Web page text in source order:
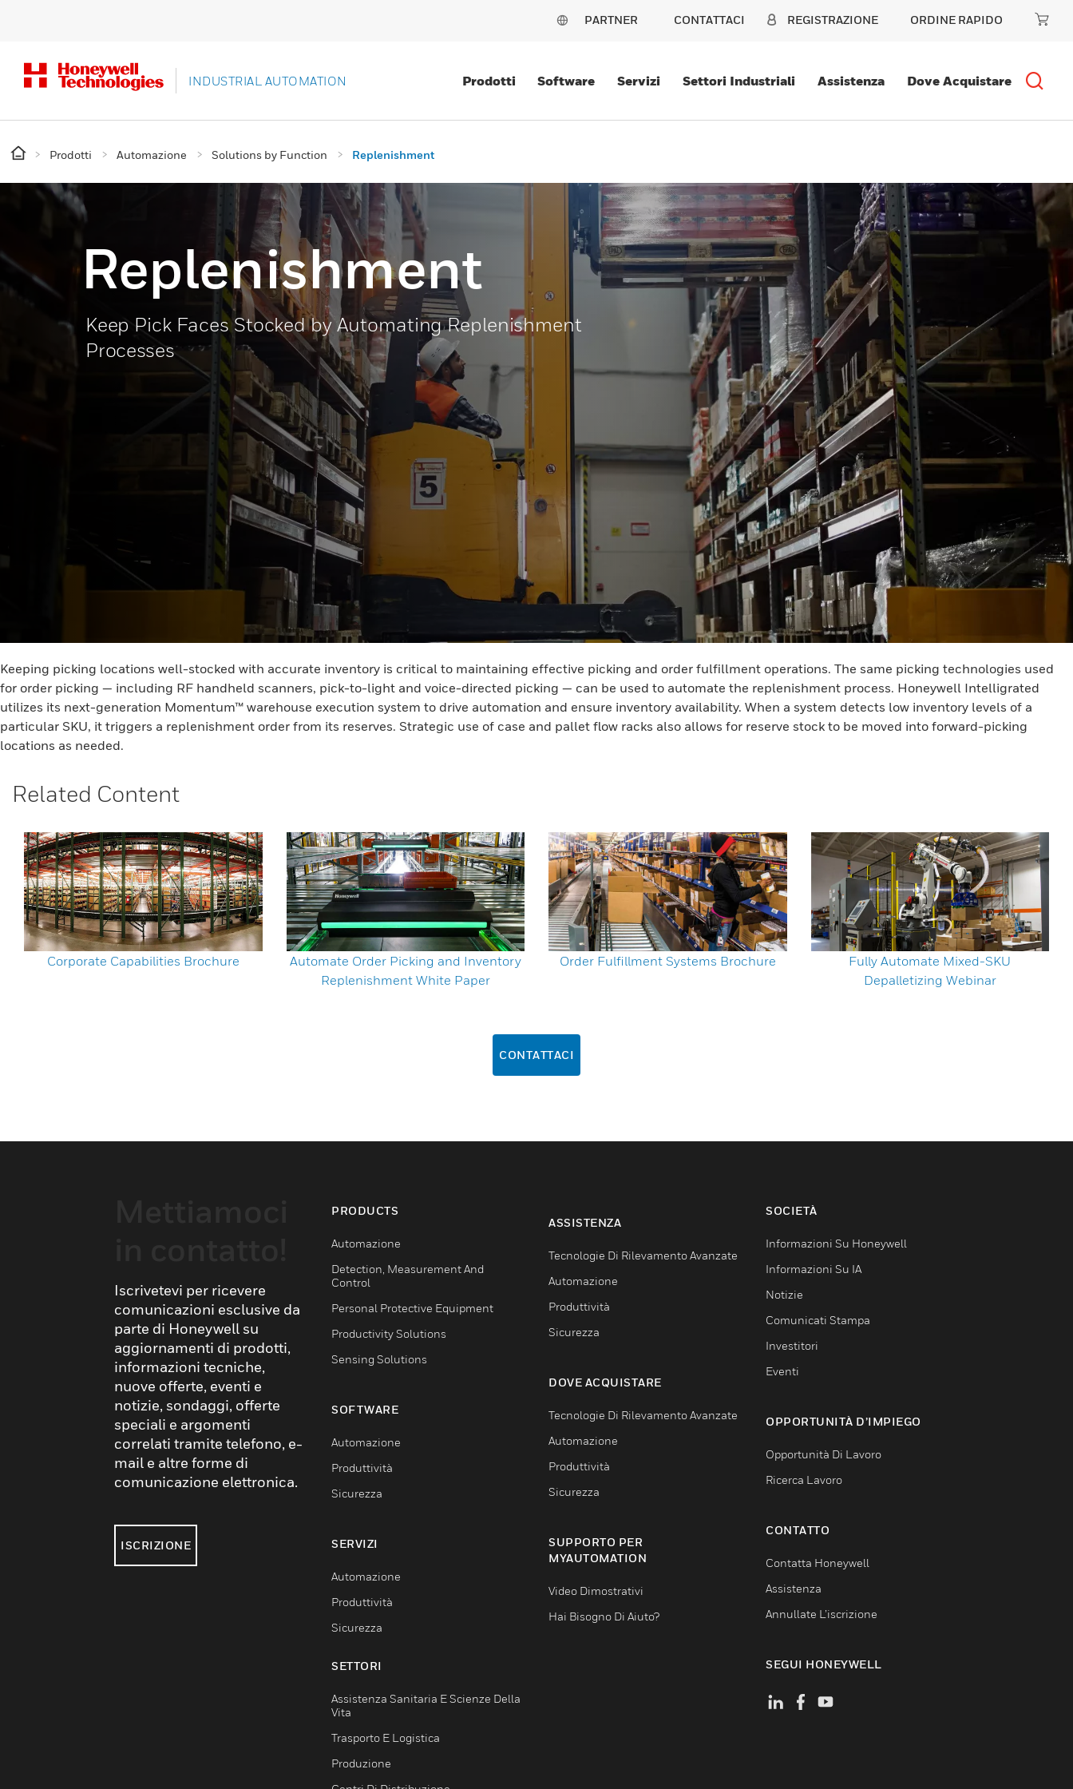
PARTNER CONTATTACI REGISTRAZIONE ORDINE RAPIDO
INDUSTRIAL AUTOMATION Prodotti Software Servizi Settori Industriali Assistenza Dove Acquistare
Prodotti Automazione Solutions by Function Replenishment
Replenishment
Keep Pick Faces Stocked by Automating Replenishment
Processes
Keeping picking locations well-stocked with accurate inventory is critical to maintaining effective picking and order fulfillment operations. The same picking technologies used
for order picking — including RF handheld scanners, pick-to-light and voice-directed picking — can be used to automate the replenishment process. Honeywell Intelligrated
utilizes its next-generation Momentum™ warehouse execution system to drive automation and ensure inventory availability. When a system detects low inventory levels of a
particular SKU, it triggers a replenishment order from its reserves. Strategic use of case and pallet flow racks also allows for reserve stock to be moved into forward-picking
locations as needed.
Related Content
Corporate Capabilities Brochure
Automate Order Picking and Inventory
Replenishment White Paper
Order Fulfillment Systems Brochure
Fully Automate Mixed-SKU
Depalletizing Webinar
CONTATTACI
Iscrivetevi per ricevere
comunicazioni esclusive da
parte di Honeywell su
aggiornamenti di prodotti,
informazioni tecniche,
nuove offerte, eventi e
notizie, sondaggi, offerte
speciali e argomenti
correlati tramite telefono, e-
mail e altre forme di
comunicazione elettronica.
ISCRIZIONE
PRODUCTS
Automazione
Detection, Measurement And
Control
Personal Protective Equipment
Productivity Solutions
Sensing Solutions
SOFTWARE
Automazione
Produttività
Sicurezza
SERVIZI
Automazione
Produttività
Sicurezza
SETTORI
Assistenza Sanitaria E Scienze Della
Vita
Trasporto E Logistica
Produzione
ASSISTENZA
Tecnologie Di Rilevamento Avanzate
Automazione
Produttività
Sicurezza
DOVE ACQUISTARE
Tecnologie Di Rilevamento Avanzate
Automazione
Produttività
Sicurezza
SUPPORTO PER
MYAUTOMATION
Video Dimostrativi
Hai Bisogno Di Aiuto?
SOCIETÀ
Informazioni Su Honeywell
Informazioni Su IA
Notizie
Comunicati Stampa
Investitori
Eventi
OPPORTUNITÀ D’IMPIEGO
Opportunità Di Lavoro
Ricerca Lavoro
CONTATTO
Contatta Honeywell
Assistenza
Annullate L’iscrizione
SEGUI HONEYWELL